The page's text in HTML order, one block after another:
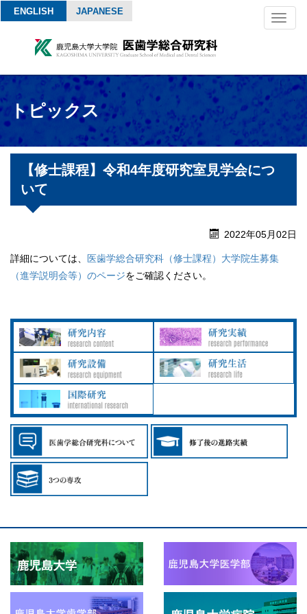
ENGLISH JAPANESE
トピックス
【修士課程】令和4年度研究室見学会につ
いて
2022年05月02日
詳細については、
医歯学総合研究科（修士課程）大学院生募集
（進学説明会等）のページをご確認ください。